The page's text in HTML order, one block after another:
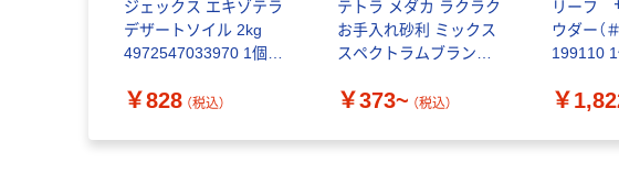
ジェックス エキゾテラ
デザートソイル 2kg
4972547033970 1個
￥828 （税込）
テトラ メダカ ラクラク
お手入れ砂利 ミックス
スペクトラムブランズ
￥373~ （税込）
リーフ
ウダー（
199110 1
￥